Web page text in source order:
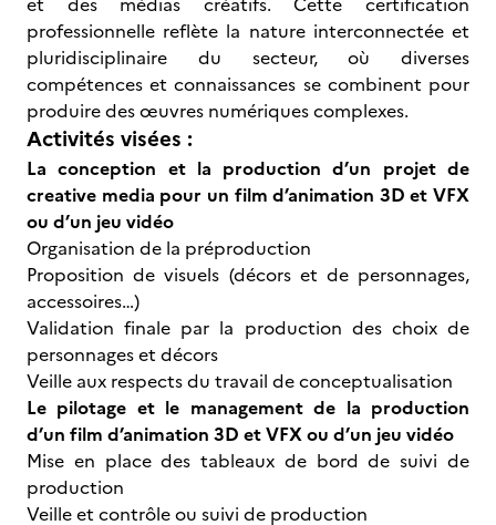
professionnelle reflète la nature interconnectée et
pluridisciplinaire du secteur, où diverses
compétences et connaissances se combinent pour
produire des œuvres numériques complexes.
Activités visées :
La conception et la production d’un projet de
creative media pour un film d’animation 3D et VFX
ou d’un jeu vidéo
Organisation de la préproduction
Proposition de visuels (décors et de personnages,
accessoires…)
Validation finale par la production des choix de
personnages et décors
Veille aux respects du travail de conceptualisation
Le pilotage et le management de la production
d’un film d’animation 3D et VFX ou d’un jeu vidéo
Mise en place des tableaux de bord de suivi de
production
Veille et contrôle ou suivi de production